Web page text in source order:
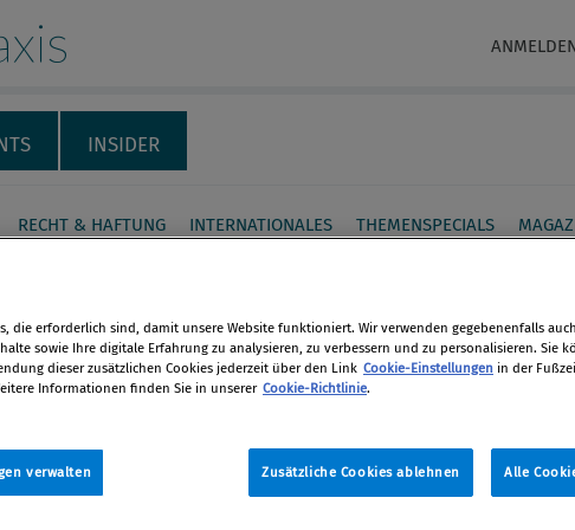
INSIDER
RECHT & HAFTUNG INTERNATIONALES THEMENSPECIALS
zum Compliance
– Angebote und
derzeit erfreulich dar. Einer
offenen Stellen stehen wenige
die erforderlich sind, damit unsere Website funktioniert. Wir verwenden gegebenenfalls
sowie Ihre digitale Erfahrung zu analysieren, zu verbessern und zu personalisieren. Sie
dieser zusätzlichen Cookies jederzeit über den Link Cookie-Einstellungen in der
Informationen finden Sie in unserer Cookie-Richtlinie.
Zusätzliche Cookies ablehnen Alle
verwalten